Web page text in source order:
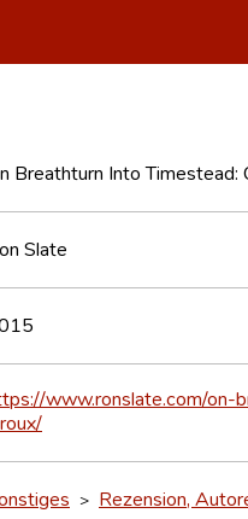
Breathturn Into Timestead:
Slate
www.ronslate.com/
> Rezension,